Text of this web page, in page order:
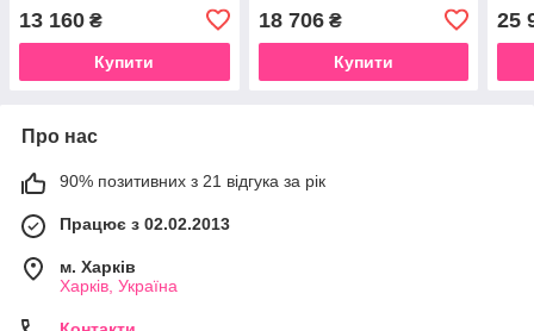
13 160 ₴
Купити
18 706₴
Купити
25
Про нас
90% позитивних з 21 відгука за рік
Працює з 02.02.2013
м. Харків
Харків, Україна